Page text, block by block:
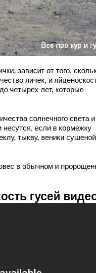
зависит от того,
яичек, и
четырех лет, которые
солнечного света и
если в кормежку
тыкву, веники сушеной
в обычном и
гусей